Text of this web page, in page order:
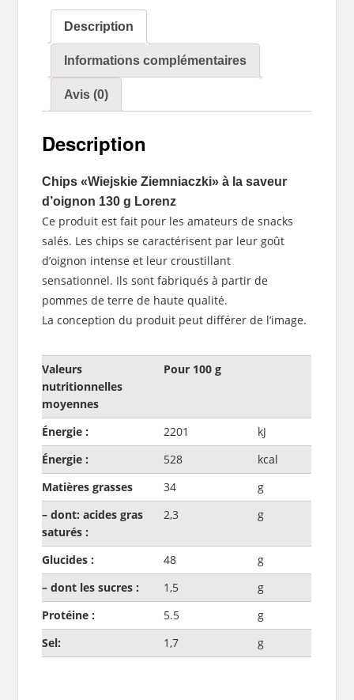
Lorenz
Description
Informations complémentaires
Avis (0)
Description
Chips «Wiejskie Ziemniaczki» à la saveur
d’oignon 130 g Lorenz
Ce produit est fait pour les amateurs de snacks
salés. Les chips se caractérisent par leur goût
d’oignon intense et leur croustillant
sensationnel. Ils sont fabriqués à partir de
pommes de terre de haute qualité.
La conception du produit peut différer de l’image.
Valeurs
nutritionnelles
moyennes
Pour 100 g
Énergie : 2201
kJ
Énergie :
528
kcal
Matières grasses
34
g
– dont: acides gras
saturés :
2,3 g
Glucides : 48
g
– dont les sucres :
1,5
g
Protéine :
5.5
g
Sel:
1,7 g